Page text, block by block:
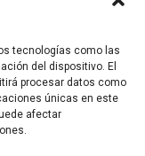
tecnologías como las
del dispositivo. El
procesar datos como
únicas en este
afectar
Digital